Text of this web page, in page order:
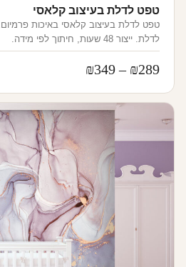
טפט לדלת בעיצוב קלאסי
טפט לדלת בעיצוב קלאסי באיכות
לדלת. ייצור 48 שעות, חיתוך לפי מידה.
₪289
–
₪349
מחירים:
עד